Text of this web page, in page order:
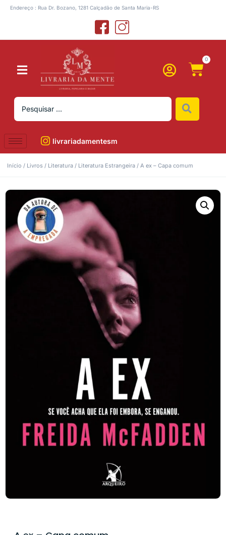
Endereço : Rua Dr. Bozano, 1281 Calçadão de Santa Maria-RS
0
livrariadamentesm
Início / Livros / Literatura / Literatura Estrangeira / A ex – Capa comum